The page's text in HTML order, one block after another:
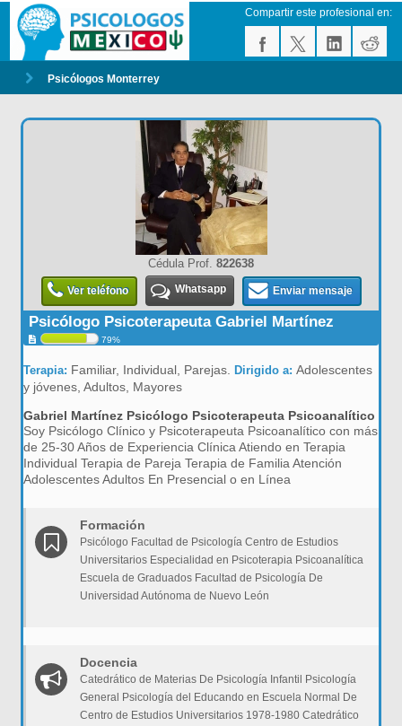
Compartir este profesional en:
Psicólogos Monterrey
Cédula Prof. 822638
Ver teléfono Whatsapp Enviar mensaje
Psicólogo Psicoterapeuta Gabriel Martínez
79%
Terapia: Familiar, Individual, Parejas.Dirigido a:Adolescentes
y jóvenes, Adultos, Mayores
Gabriel Martínez Psicólogo Psicoterapeuta Psicoanalítico
Soy Psicólogo Clínico y Psicoterapeuta Psicoanalítico con más
de 25-30 Años de Experiencia Clínica Atiendo en Terapia
Individual Terapia de Pareja Terapia de Familia Atención
Adolescentes Adultos En Presencial o en Línea
Formación
Psicólogo Facultad de Psicología Centro de Estudios
Universitarios Especialidad en Psicoterapia Psicoanalítica
Escuela de Graduados Facultad de Psicología De
Universidad Autónoma de Nuevo León
Docencia
Catedrático de Materias De Psicología Infantil Psicología
General Psicología del Educando en Escuela Normal De
Centro de Estudios Universitarios 1978-1980 Catedrático